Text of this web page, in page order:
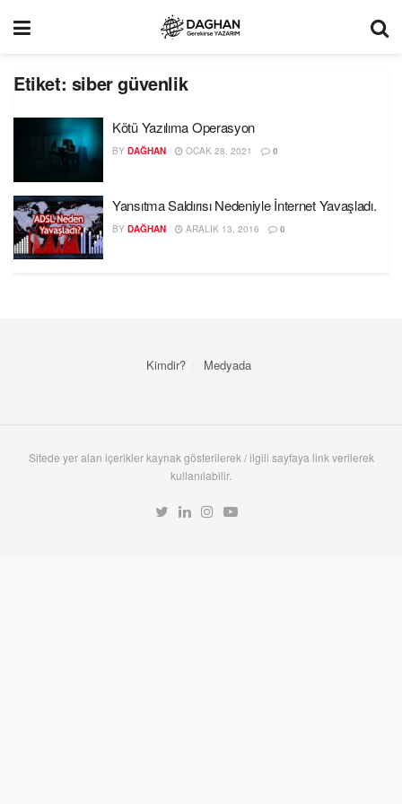
Etiket: siber güvenlik
Kötü Yazılıma Operasyon
BY DAĞHAN OCAK 28, 2021 0
Yansıtma Saldırısı Nedeniyle İnternet Yavaşladı.
BY DAĞHAN ARALIK 13, 2016 0
Kimdir? Medyada
Sitede yer alan içerikler kaynak gösterilerek / ilgili sayfaya link verilerek
kullanılabilir.